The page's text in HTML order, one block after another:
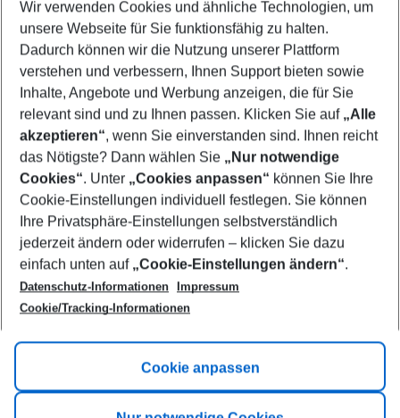
Select your date range
10/08/26–08/08/27 5-8 nights
Who will travel
2 adults No children
Show more filter
Footer
Footer navigation
Title A
Link A
Wir verwenden Cookies und ähnliche Technologien, um
unsere Webseite für Sie funktionsfähig zu halten.
Dadurch können wir die Nutzung unserer Plattform
verstehen und verbessern, Ihnen Support bieten sowie
Inhalte, Angebote und Werbung anzeigen, die für Sie
relevant sind und zu Ihnen passen. Klicken Sie auf „Alle
akzeptieren“, wenn Sie einverstanden sind. Ihnen reicht
das Nötigste? Dann wählen Sie „Nur notwendige
Cookies“. Unter „Cookies anpassen“ können Sie Ihre
Cookie-Einstellungen individuell festlegen. Sie können
Ihre Privatsphäre-Einstellungen selbstverständlich
jederzeit ändern oder widerrufen – klicken Sie dazu
einfach unten auf „Cookie-Einstellungen ändern“.
Datenschutz-Informationen
Impressum
Cookie/Tracking-Informationen
Cookie anpassen